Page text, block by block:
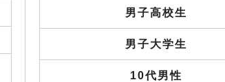
男子高校生
男子大学生
10代男性